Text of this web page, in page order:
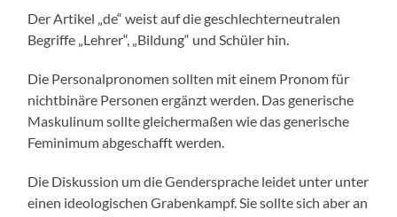
Der Artikel „de“ weist auf die geschlechterneutralen
Begriffe „Lehrer“, „Bildung“ und Schüler hin.
Die Personalpronomen sollten mit einem Pronom für
nichtbinäre Personen ergänzt werden. Das generische
Maskulinum sollte gleichermaßen wie das generische
Feminimum abgeschafft werden.
Die Diskussion um die Gendersprache leidet unter unter
einen ideologischen Grabenkampf. Sie sollte sich aber an